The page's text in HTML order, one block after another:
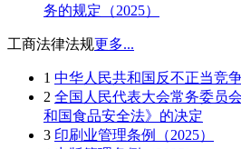
务的规定（2025）
工商法律法规更多...
1 中华人民共和国反不正当竞争
2 全国人民代表大会常务委员
和国食品安全法》的决定
3 印刷业管理条例（2025）